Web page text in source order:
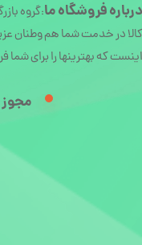
دربارهفروشگاه ما:گروه
کالا در خدمت شما هم وطنان
اینست که بهترینها را برای شما